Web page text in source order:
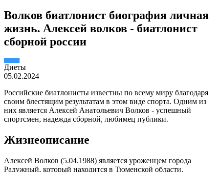
Волков биатлонист биография личная
жизнь. Алексей волков - биатлонист
сборной россии
Диеты
05.02.2024
Российские биатлонисты известны по всему миру благодаря
своим блестящим результатам в этом виде спорта. Одним из
них является Алексей Анатольевич Волков - успешный
спортсмен, надежда сборной, любимец публики.
Жизнеописание
Алексей Волков (5.04.1988) является уроженцем города
Радужный, который находится в Тюменской области.